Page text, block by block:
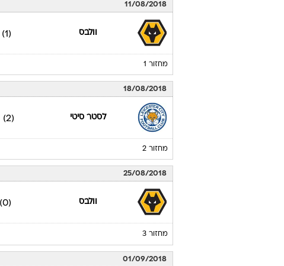
11/08/2018
וולבס (1)
מחזור 1
18/08/2018
לסטר סיטי (2)
מחזור 2
25/08/2018
וולבס (0)
מחזור 3
01/09/2018